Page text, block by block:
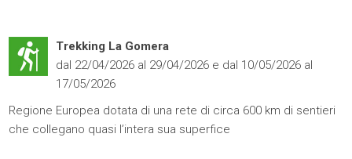
Trekking La Gomera
dal 22/04/2026 al 29/04/2026 e dal 10/05/2026 al
17/05/2026
Regione Europea dotata di una rete di circa 600 km di sentieri
che collegano quasi l’intera sua superfice